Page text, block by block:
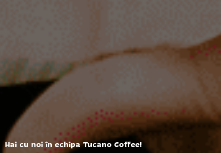
Hai cu noi în echipa Tucano Coffee!